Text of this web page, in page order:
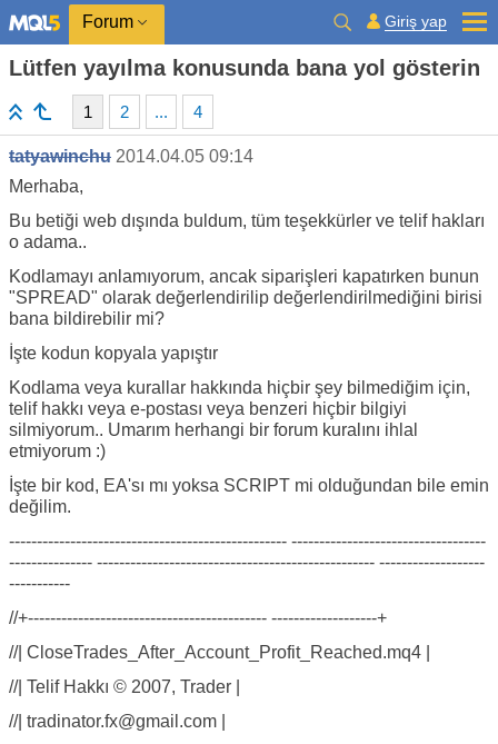
Forum Giriş yap
Lütfen yayılma konusunda bana yol gösterin
1 2 ... 4
tatyawinchu 2014.04.05 09:14
Merhaba,
Bu betiği web dışında buldum, tüm teşekkürler ve telif hakları
o adama..
Kodlamayı anlamıyorum, ancak siparişleri kapatırken bunun
"SPREAD" olarak değerlendirilip değerlendirilmediğini birisi
bana bildirebilir mi?
İşte kodun kopyala yapıştır
Kodlama veya kurallar hakkında hiçbir şey bilmediğim için,
telif hakkı veya e-postası veya benzeri hiçbir bilgiyi
silmiyorum.. Umarım herhangi bir forum kuralını ihlal
etmiyorum :)
İşte bir kod, EA'sı mı yoksa SCRIPT mi olduğundan bile emin
değilim.
-------------------------------------------------- -----------------------------------
--------------- -------------------------------------------------- -------------------
-----------
//+------------------------------------------- -------------------+
//| CloseTrades_After_Account_Profit_Reached.mq4 |
//| Telif Hakkı © 2007, Trader |
//| tradinator.fx@gmail.com |